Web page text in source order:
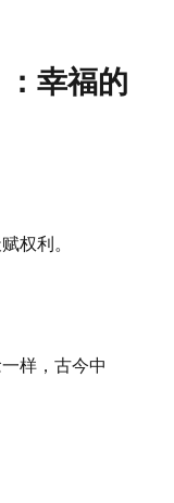
幸福的
权利。
样，古今中